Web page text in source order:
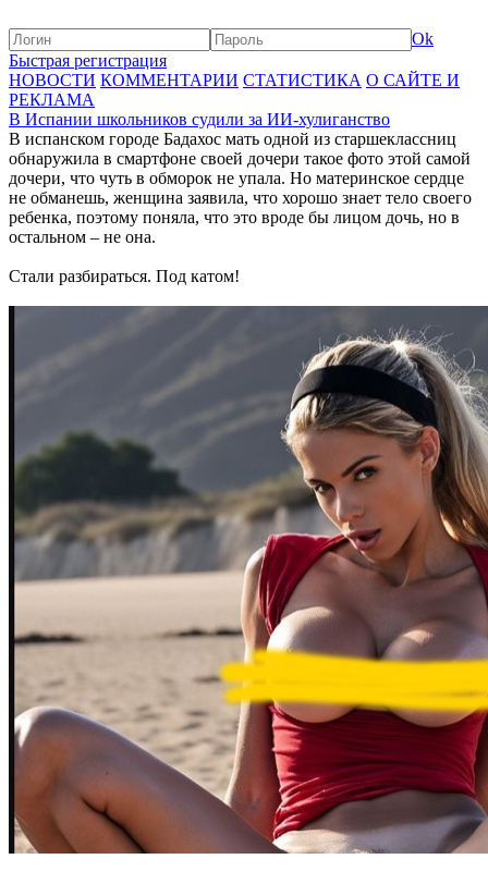
Ok
Быстрая регистрация
НОВОСТИ КОММЕНТАРИИ СТАТИСТИКА О САЙТЕ И
РЕКЛАМА
В Испании школьников судили за ИИ-хулиганство
В испанском городе Бадахос мать одной из старшеклассниц
обнаружила в смартфоне своей дочери такое фото этой самой
дочери, что чуть в обморок не упала. Но материнское сердце
не обманешь, женщина заявила, что хорошо знает тело своего
ребенка, поэтому поняла, что это вроде бы лицом дочь, но в
остальном – не она.
Стали разбираться. Под катом!